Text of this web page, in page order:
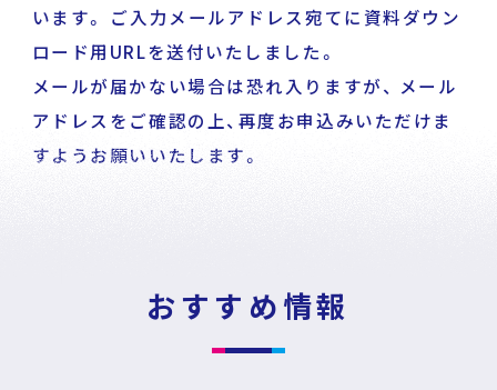
サービストップ
DECA Team
CustomerStories
お客様事例
イベント・セミナー
います。
ご入力メールアドレス宛てに資料ダウン
ロード用URLを送付いたしました。
メールが届かない場合は恐れ入りますが、 メール
アドレスをご確認の上、再度お申込みいただけま
すようお願いいたします。
おすすめ情報